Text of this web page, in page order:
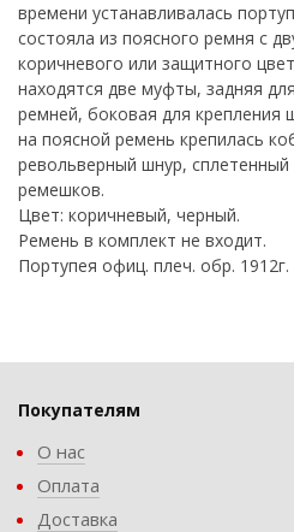
времени устанавливалась
состояла из поясного ремня с
коричневого или защитного
находятся две муфты, задняя
ремней, боковая для крепления
на поясной ремень крепилась
револьверный шнур,
ремешков.
Цвет: коричневый, черный.
Ремень в комплект не входит.
Портупея офиц. плеч. обр. 1912г.
Покупателям
О нас
Оплата
Доставка